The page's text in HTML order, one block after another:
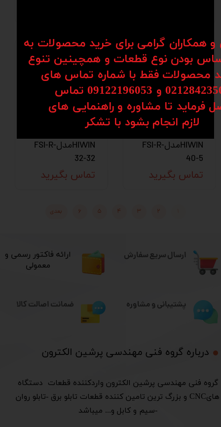
پیچ بال اسکرو
هایوین
HIWINمدلFSI-R-
40-5
تماس بگیرید
پیچ بال اسکرو
هایوین
HIWINمدلFSI-R-
32-32
تماس بگیرید
۲ ۳ ۴ ۵ ۶ بعدی
ارسال سریع سفارش
درباره گروه فنی مهندسی پرشین الکترون​​​​​​​
​گروه فنی مهندسی پرشین الکترون واردکننده قطعات دستگاه
هایCNC و بزرگ ترین تامین کننده قطعات تابلو برق -تابلو روان
-سیم و کابل و... میباشد
​ارائه فاکتور رسمی و
معمولی
پشتیبانی و مشاوره ضمانت اصالت کالا
همکاران گرامی برای خرید محصولات به
بودن نوع قطعات و همچینین تنوع
کد محصولات فقط با شماره تماس های
و 09122196053​​​​​​​ تماس
فرماید تا مشاوره و راهنمایی های
​​​​​​​لازم انجام بشود با تشکر​​​​​​​